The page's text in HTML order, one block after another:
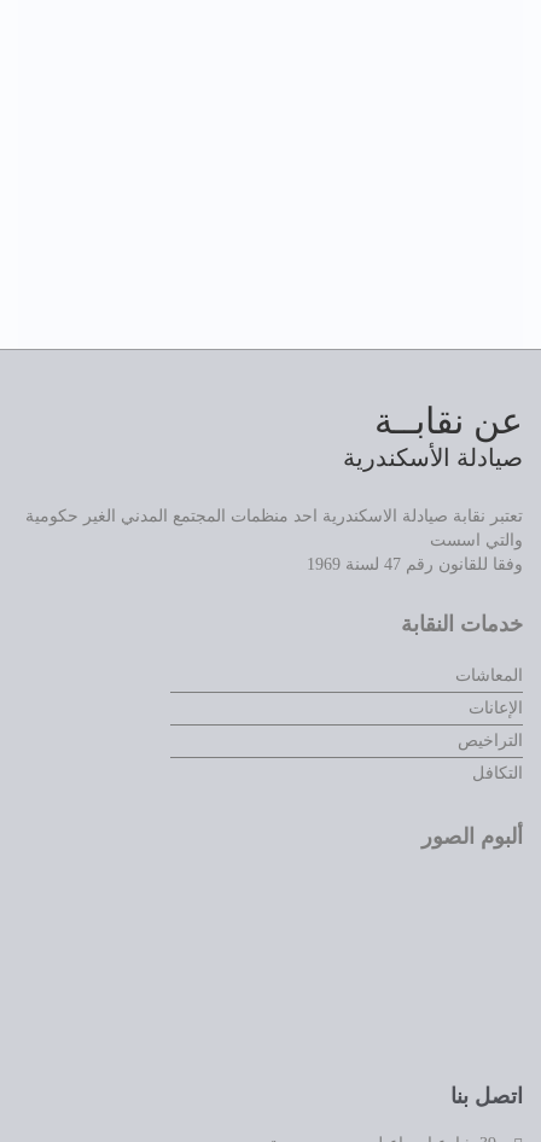
عن نقابــة
صيادلة الأسكندرية
تعتبر نقابة صيادلة الاسكندرية احد منظمات المجتمع المدني الغير حكومية
والتي اسست
وفقا للقانون رقم 47 لسنة 1969
خدمات النقابة
المعاشات
الإعانات
التراخيص
التكافل
ألبوم الصور
اتصل بنا